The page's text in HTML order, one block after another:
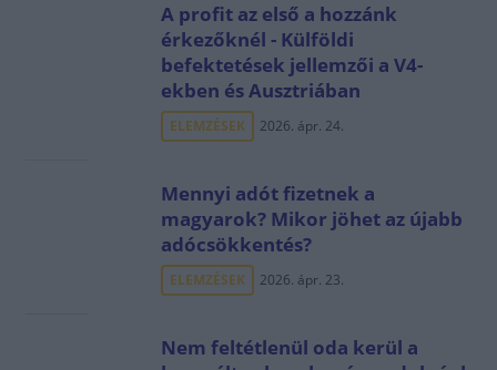
A profit az első a hozzánk
érkezőknél - Külföldi
befektetések jellemzői a V4-
ekben és Ausztriában
ELEMZÉSEK 2026. ápr. 24.
Mennyi adót fizetnek a
magyarok? Mikor jöhet az újabb
adócsökkentés?
ELEMZÉSEK 2026. ápr. 23.
Nem feltétlenül oda kerül a